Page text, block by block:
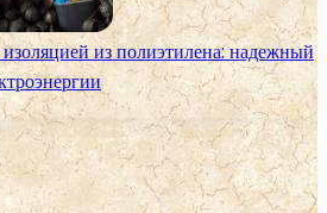
из полиэтилена: надежный